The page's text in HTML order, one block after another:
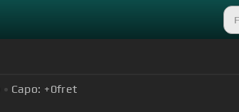
Capo: +0fret